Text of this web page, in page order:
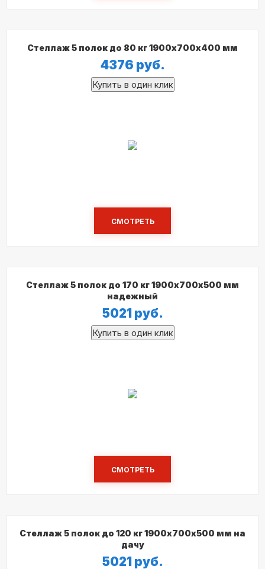
Стеллаж 5 полок до 80 кг 1900х700х400 мм
4376 руб.
СМОТРЕТЬ
Стеллаж 5 полок до 170 кг 1900х700х500 мм
надежный
5021руб.
СМОТРЕТЬ
Стеллаж 5 полок до 120 кг 1900х700х500 мм на
дачу
5021руб.